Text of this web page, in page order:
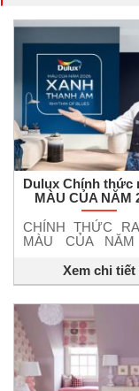
Dulux Chính thức
MÀU CỦA NĂM
THE RHYTHM
BLUES™ –
THANH ÂM
CHÍNH THỨC
MÀU CỦA
BLUES™ –
THANH ÂM Lần
chuyển điệu
xanh” – không chỉ
màu chủ đạo, mà
nhịp sắc riêng
phép bạn tự do
để mỗi không gian
Xem chi tiết